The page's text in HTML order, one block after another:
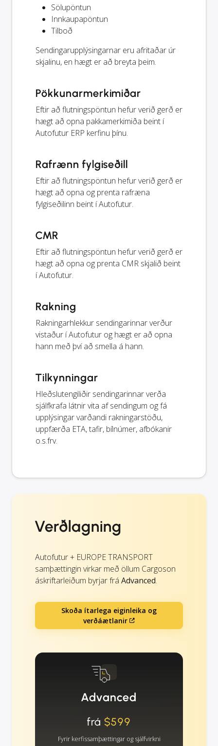
Sölupöntun
Innkaupapöntun
Tilboð
Sendingarupplýsingarnar eru afritaðar úr
skjalinu, en hægt er að breyta þeim.
Pökkunarmerkimiðar
Eftir að flutningspöntun hefur verið gerð er
hægt að opna pakkamerkimiða beint í
Autofutur ERP kerfinu þínu.
Rafrænn fylgiseðill
Eftir að flutningspöntun hefur verið gerð er
hægt að opna og prenta rafræna
fylgiseðilinn beint í Autofutur.
CMR
Eftir að flutningspöntun hefur verið gerð er
hægt að opna og prenta CMR skjalið beint
í Autofutur.
Rakning
Rakningarhlekkur sendingarinnar verður
vistaður í Autofutur og hægt er að opna
hann með því að smella á hann.
Tilkynningar
Hleðslutengiliðir sendingarinnar verða
sjálfkrafa látnir vita af sendingum og fá
upplýsingar varðandi rakningarstöðu,
uppfærða ETA, tafir, bílnúmer, afbókanir
o.s.frv.
Verðlagning
Autofutur + EUROPE TRANSPORT
samþættingin virkar með öllum Cargoson
áskriftarleiðum byrjar frá Advanced.
Skoða ítarlega eiginleika og
verðáætlanir
Advanced
frá $599
Fyrir kerfissamþættingar og sjálfvirkni